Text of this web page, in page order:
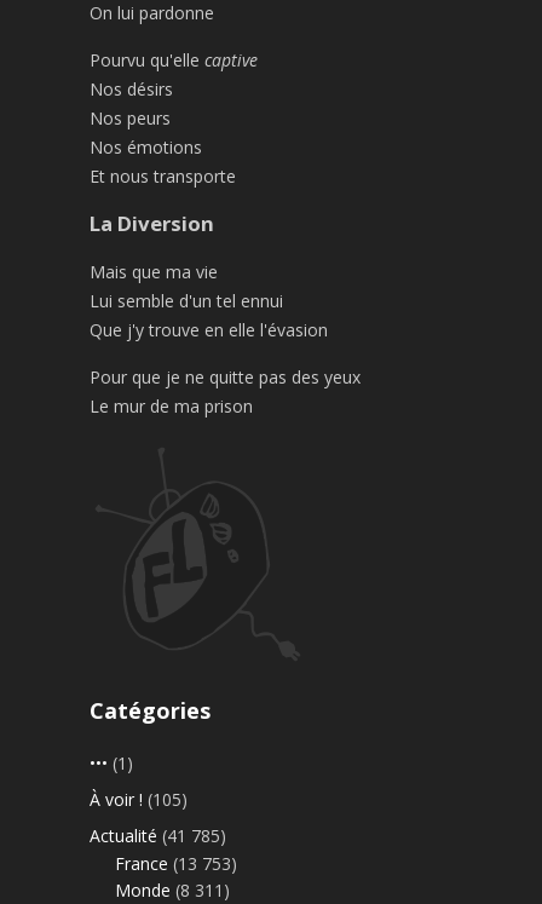
On lui pardonne
Pourvu qu'elle captive
Nos désirs
Nos peurs
Nos émotions
Et nous transporte
La Diversion
Mais que ma vie
Lui semble d'un tel ennui
Que j'y trouve en elle l'évasion
Pour que je ne quitte pas des yeux
Le mur de ma prison
Catégories
••• (1)
À voir ! (105)
Actualité (41 785)
France (13 753)
Monde (8 311)